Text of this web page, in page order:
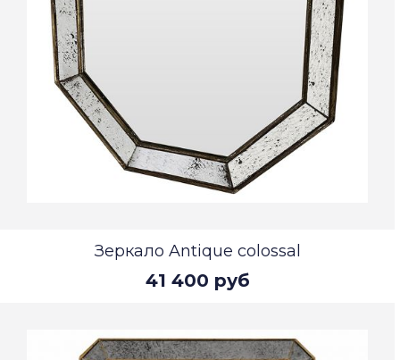
Зеркало Antique colossal
41 400 руб